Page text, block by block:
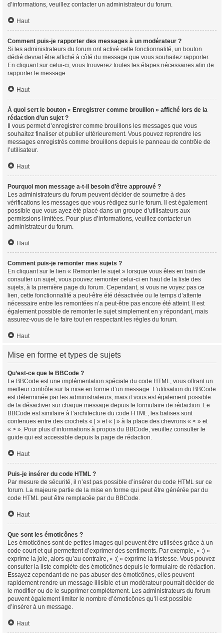
d’informations, veuillez contacter un administrateur du forum.
Haut
Comment puis-je rapporter des messages à un modérateur ?
Si les administrateurs du forum ont activé cette fonctionnalité, un bouton
dédié devrait être affiché à côté du message que vous souhaitez rapporter.
En cliquant sur celui-ci, vous trouverez toutes les étapes nécessaires afin de
rapporter le message.
Haut
À quoi sert le bouton « Enregistrer comme brouillon » affiché lors de la
rédaction d’un sujet ?
Il vous permet d’enregistrer comme brouillons les messages que vous
souhaitez finaliser et publier ultérieurement. Vous pouvez reprendre les
messages enregistrés comme brouillons depuis le panneau de contrôle de
l’utilisateur.
Haut
Pourquoi mon message a-t-il besoin d’être approuvé ?
Les administrateurs du forum peuvent décider de soumettre à des
vérifications les messages que vous rédigez sur le forum. Il est également
possible que vous ayez été placé dans un groupe d’utilisateurs aux
permissions limitées. Pour plus d’informations, veuillez contacter un
administrateur du forum.
Haut
Comment puis-je remonter mes sujets ?
En cliquant sur le lien « Remonter le sujet » lorsque vous êtes en train de
consulter un sujet, vous pouvez remonter celui-ci en haut de la liste des
sujets, à la première page du forum. Cependant, si vous ne voyez pas ce
lien, cette fonctionnalité a peut-être été désactivée ou le temps d’attente
nécessaire entre les remontées n’a peut-être pas encore été atteint. Il est
également possible de remonter le sujet simplement en y répondant, mais
assurez-vous de le faire tout en respectant les règles du forum.
Haut
Mise en forme et types de sujets
Qu’est-ce que le BBCode ?
Le BBCode est une implémentation spéciale du code HTML, vous offrant un
meilleur contrôle sur la mise en forme d’un message. L’utilisation du BBCode
est déterminée par les administrateurs, mais il vous est également possible
de la désactiver sur chaque message depuis le formulaire de rédaction. Le
BBCode est similaire à l’architecture du code HTML, les balises sont
contenues entre des crochets « [ » et « ] » à la place des chevrons « < » et
« > ». Pour plus d’informations à propos du BBCode, veuillez consulter le
guide qui est accessible depuis la page de rédaction.
Haut
Puis-je insérer du code HTML ?
Par mesure de sécurité, il n’est pas possible d’insérer du code HTML sur ce
forum. La majeure partie de la mise en forme qui peut être générée par du
code HTML peut être remplacée par du BBCode.
Haut
Que sont les émoticônes ?
Les émoticônes sont de petites images qui peuvent être utilisées grâce à un
code court et qui permettent d’exprimer des sentiments. Par exemple, « :) »
exprime la joie, alors qu’au contraire, « :( » exprime la tristesse. Vous pouvez
consulter la liste complète des émoticônes depuis le formulaire de rédaction.
Essayez cependant de ne pas abuser des émoticônes, elles peuvent
rapidement rendre un message illisible et un modérateur pourrait décider de
le modifier ou de le supprimer complètement. Les administrateurs du forum
peuvent également limiter le nombre d’émoticônes qu’il est possible
d’insérer à un message.
Haut